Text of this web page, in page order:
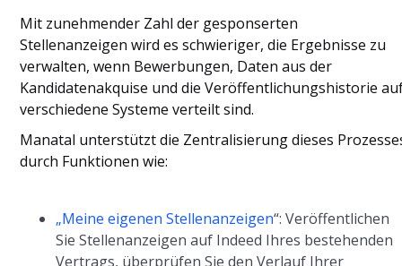
Mit zunehmender Zahl der gesponserten
Stellenanzeigen wird es schwieriger, die Ergebnisse zu
verwalten, wenn Bewerbungen, Daten aus der
Kandidatenakquise und die Veröffentlichungshistorie
verschiedene Systeme verteilt sind.
Manatal unterstützt die Zentralisierung dieses
durch Funktionen wie:
„Meine eigenen Stellenanzeigen“: Veröffentlichen
Sie Stellenanzeigen auf Indeed Ihres bestehenden
Vertrags, überprüfen Sie den Verlauf Ihrer